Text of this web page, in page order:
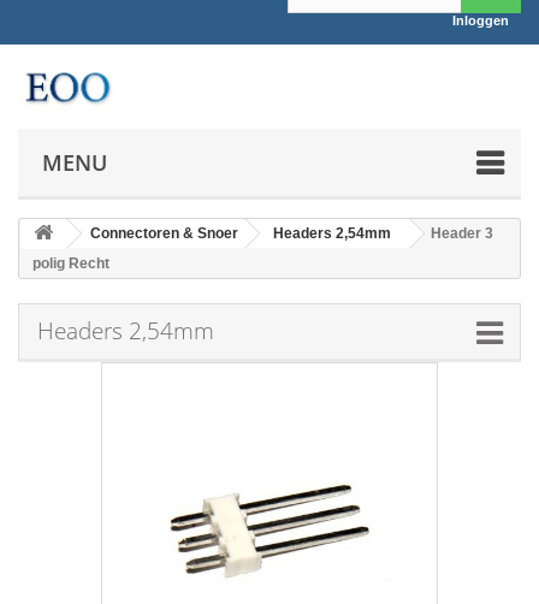
Inloggen
MENU
Connectoren & Snoer Headers 2,54mm
Header 3
polig Recht
Headers 2,54mm